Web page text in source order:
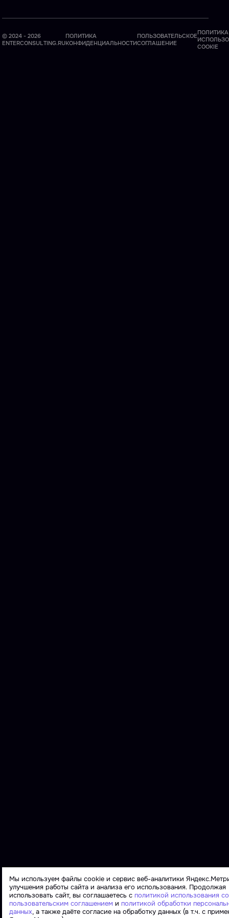
© 2024 - 2026
ENTERCONSULTING.RU
ПОЛИТИКА
КОНФИДЕНЦИАЛЬНОСТИ
ПОЛЬЗОВАТЕЛЬСКОЕ
СОГЛАШЕНИЕ
ПОЛИТИКА
COOKIE
Мы используем файлы cookie и сервис веб-аналитики
улучшения работы сайта и анализа его использования. Продолжая
использовать сайт, вы соглашаетесь с политикой использования
пользовательским соглашениеми политикой обработки
данных, а также даёте согласие на обработку данных (в т.ч. с